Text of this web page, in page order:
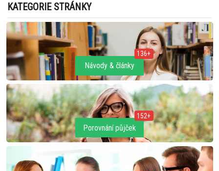
KATEGORIE STRÁNKY
Návody & články
136+
Porovnání půjček
152+